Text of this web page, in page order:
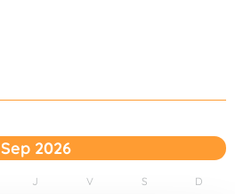
Sep 2026
J V S D